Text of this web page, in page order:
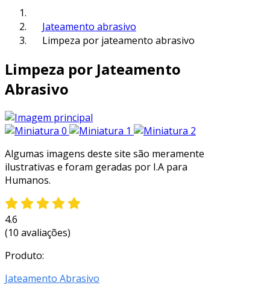
Jateamento abrasivo
Limpeza por jateamento abrasivo
Limpeza por Jateamento
Abrasivo
Algumas imagens deste site são meramente
ilustrativas e foram geradas por I.A para
Humanos.
4.6
(10 avaliações)
Produto:
Jateamento Abrasivo